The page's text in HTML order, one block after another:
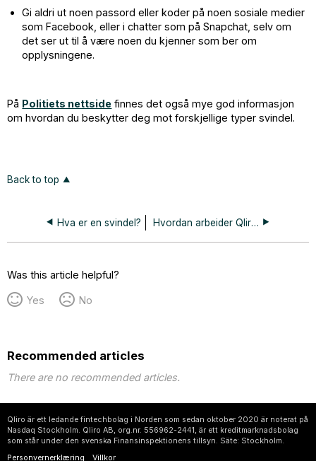
Gi aldri ut noen passord eller koder på noen sosiale medier
som Facebook, eller i chatter som på Snapchat, selv om
det ser ut til å være noen du kjenner som ber om
opplysningene.
På Politiets nettside finnes det også mye god informasjon
om hvordan du beskytter deg mot forskjellige typer svindel.
Back to top
Hva er en svindel? Hvordan arbeider Qliro for å motvirke bedragerier?
Was this article helpful?
Yes No
Recommended articles
There are no recommended articles.
Qliro är ett ledande fintechbolag i Norden som sedan oktober 2020 är noterat på
Nasdaq Stockholm. Qliro AB, org.nr. 556962-2441, är ett kreditmarknadsbolag
som står under den svenska Finansinspektionens tillsyn. Säte: Stockholm.
Personvernerklæring
Villkor